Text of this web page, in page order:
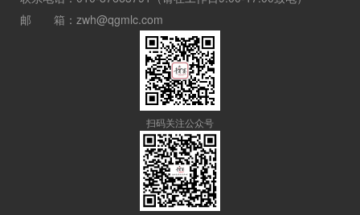
邮 箱：zwh@qgmlc.com
扫码关注公众号